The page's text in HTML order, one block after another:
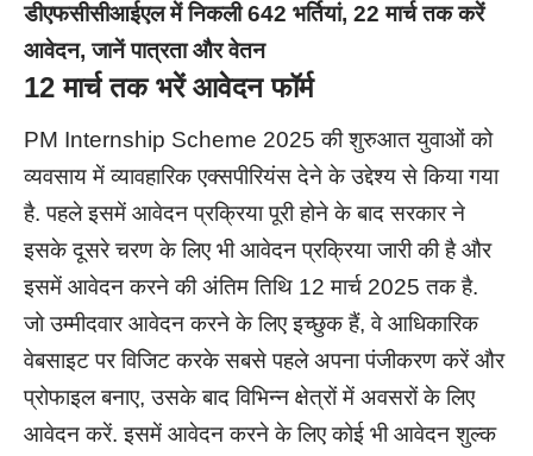
डीएफसीसीआईएल में निकली 642 भर्तियां, 22 मार्च तक करें
आवेदन, जानें पात्रता और वेतन
12 मार्च तक भरें आवेदन फॉर्म
PM Internship Scheme 2025 की शुरुआत युवाओं को
व्यवसाय में व्यावहारिक एक्सपीरियंस देने के उद्देश्य से किया गया
है. पहले इसमें आवेदन प्रक्रिया पूरी होने के बाद सरकार ने
इसके दूसरे चरण के लिए भी आवेदन प्रक्रिया जारी की है और
इसमें आवेदन करने की अंतिम तिथि 12 मार्च 2025 तक है.
जो उम्मीदवार आवेदन करने के लिए इच्छुक हैं, वे आधिकारिक
वेबसाइट पर विजिट करके सबसे पहले अपना पंजीकरण करें और
प्रोफाइल बनाए, उसके बाद विभिन्न क्षेत्रों में अवसरों के लिए
आवेदन करें. इसमें आवेदन करने के लिए कोई भी आवेदन शुल्क